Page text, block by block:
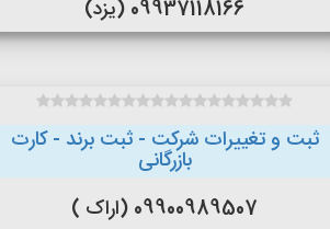
09937118166 (یزد)
ثبت و تغییرات شرکت - ثبت برند - کارت
بازرگانی
09900989507 (اراک )